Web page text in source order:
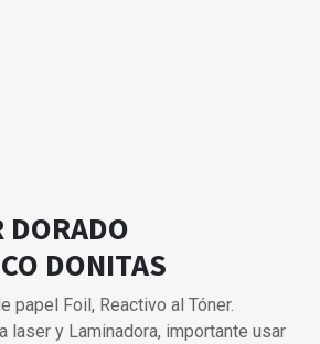
DORADO
DONITAS
papel Foil, Reactivo al Tóner.
laser y Laminadora, importante usar